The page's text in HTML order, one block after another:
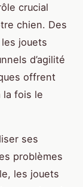
crucial
chien. Des
jouets
d’agilité
offrent
la fois le
ses
problèmes
les jouets